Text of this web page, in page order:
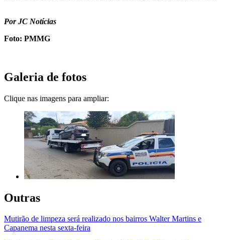
Por JC Notícias
Foto: PMMG
Galeria de fotos
Clique nas imagens para ampliar:
Outras
Mutirão de limpeza será realizado nos bairros Walter Martins e
Capanema nesta sexta-feira